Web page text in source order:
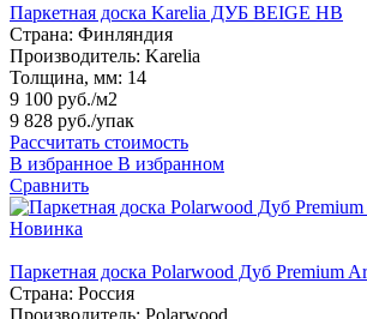
Паркетная доска Karelia ДУБ BEIGE HB
Страна: Финляндия
Производитель: Karelia
Толщина, мм: 14
9 100 руб./м2
9 828 руб./упак
Рассчитать стоимость
В избранное В избранном
Сравнить
Новинка
Паркетная доска Polarwood Дуб Premium
Страна: Россия
Производитель: Polarwood